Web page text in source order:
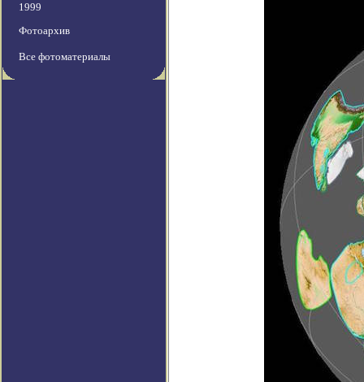
1999
Фотоархив
Все фотоматериалы